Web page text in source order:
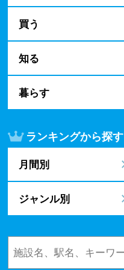
買う
知る
暮らす
ランキングから探す
月間別
ジャンル別